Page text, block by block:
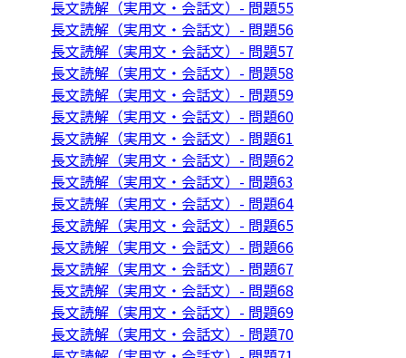
長文読解（実用文・会話文）- 問題55
長文読解（実用文・会話文）- 問題56
長文読解（実用文・会話文）- 問題57
長文読解（実用文・会話文）- 問題58
長文読解（実用文・会話文）- 問題59
長文読解（実用文・会話文）- 問題60
長文読解（実用文・会話文）- 問題61
長文読解（実用文・会話文）- 問題62
長文読解（実用文・会話文）- 問題63
長文読解（実用文・会話文）- 問題64
長文読解（実用文・会話文）- 問題65
長文読解（実用文・会話文）- 問題66
長文読解（実用文・会話文）- 問題67
長文読解（実用文・会話文）- 問題68
長文読解（実用文・会話文）- 問題69
長文読解（実用文・会話文）- 問題70